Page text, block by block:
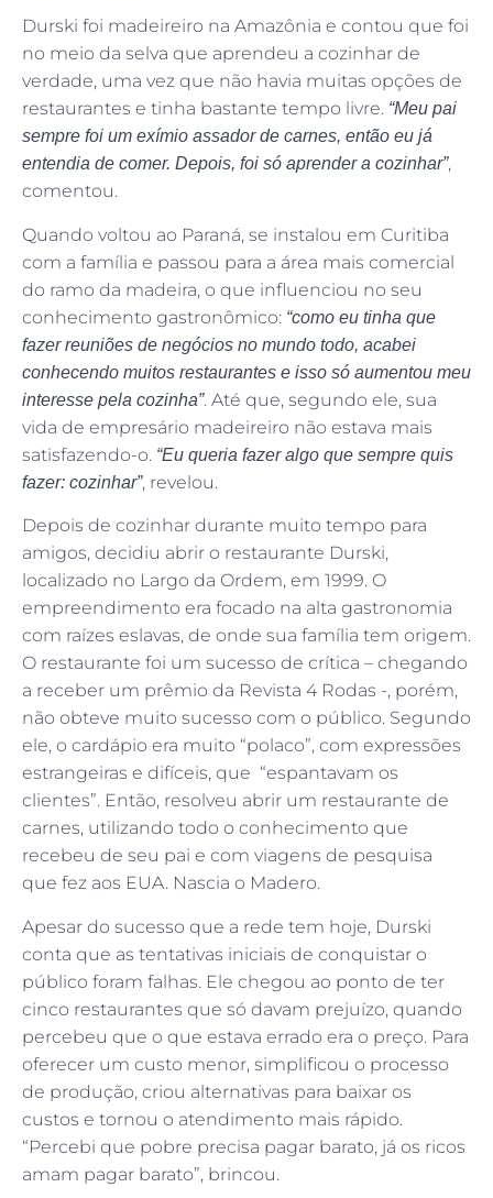
Durski foi madeireiro na Amazônia e contou que foi
no meio da selva que aprendeu a cozinhar de
verdade, uma vez que não havia muitas opções de
restaurantes e tinha bastante tempo livre. “Meu pai
sempre foi um exímio assador de carnes, então eu já
entendia de comer. Depois, foi só aprender a cozinhar”,
comentou.
Quando voltou ao Paraná, se instalou em Curitiba
com a família e passou para a área mais comercial
do ramo da madeira, o que influenciou no seu
conhecimento gastronômico: “como eu tinha que
fazer reuniões de negócios no mundo todo, acabei
conhecendo muitos restaurantes e isso só aumentou meu
interesse pela cozinha”. Até que, segundo ele, sua
vida de empresário madeireiro não estava mais
satisfazendo-o. “Eu queria fazer algo que sempre quis
fazer: cozinhar”, revelou.
Depois de cozinhar durante muito tempo para
amigos, decidiu abrir o restaurante Durski,
localizado no Largo da Ordem, em 1999. O
empreendimento era focado na alta gastronomia
com raízes eslavas, de onde sua família tem origem.
O restaurante foi um sucesso de crítica – chegando
a receber um prêmio da Revista 4 Rodas -, porém,
não obteve muito sucesso com o público. Segundo
ele, o cardápio era muito “polaco”, com expressões
estrangeiras e difíceis, que “espantavam os
clientes”. Então, resolveu abrir um restaurante de
carnes, utilizando todo o conhecimento que
recebeu de seu pai e com viagens de pesquisa
que fez aos EUA. Nascia o Madero.
Apesar do sucesso que a rede tem hoje, Durski
conta que as tentativas iniciais de conquistar o
público foram falhas. Ele chegou ao ponto de ter
cinco restaurantes que só davam prejuízo, quando
percebeu que o que estava errado era o preço. Para
oferecer um custo menor, simplificou o processo
de produção, criou alternativas para baixar os
custos e tornou o atendimento mais rápido.
“Percebi que pobre precisa pagar barato, já os ricos
amam pagar barato”, brincou.